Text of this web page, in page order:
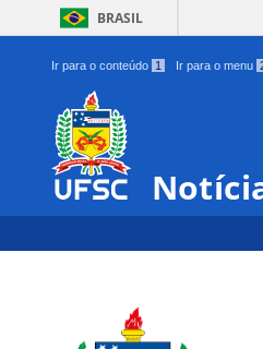
BRASIL
Ir para o conteúdo 1 Ir para o menu